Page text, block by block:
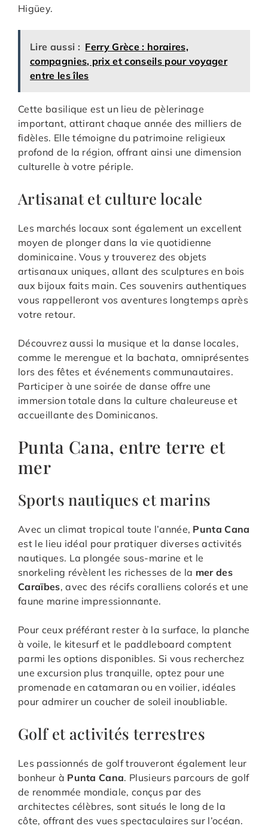
Higüey.
Lire aussi : Ferry Grèce : horaires,
compagnies, prix et conseils pour voyager
entre les îles
Cette basilique est un lieu de pèlerinage
important, attirant chaque année des milliers de
fidèles. Elle témoigne du patrimoine religieux
profond de la région, offrant ainsi une dimension
culturelle à votre périple.
Artisanat et culture locale
Les marchés locaux sont également un excellent
moyen de plonger dans la vie quotidienne
dominicaine. Vous y trouverez des objets
artisanaux uniques, allant des sculptures en bois
aux bijoux faits main. Ces souvenirs authentiques
vous rappelleront vos aventures longtemps après
votre retour.
Découvrez aussi la musique et la danse locales,
comme le merengue et la bachata, omniprésentes
lors des fêtes et événements communautaires.
Participer à une soirée de danse offre une
immersion totale dans la culture chaleureuse et
accueillante des Dominicanos.
Punta Cana, entre terre et
mer
Sports nautiques et marins
Avec un climat tropical toute l’année, Punta Cana
est le lieu idéal pour pratiquer diverses activités
nautiques. La plongée sous-marine et le
snorkeling révèlent les richesses de la mer des
Caraïbes, avec des récifs coralliens colorés et une
faune marine impressionnante.
Pour ceux préférant rester à la surface, la planche
à voile, le kitesurf et le paddleboard comptent
parmi les options disponibles. Si vous recherchez
une excursion plus tranquille, optez pour une
promenade en catamaran ou en voilier, idéales
pour admirer un coucher de soleil inoubliable.
Golf et activités terrestres
Les passionnés de golf trouveront également leur
bonheur à Punta Cana. Plusieurs parcours de golf
de renommée mondiale, conçus par des
architectes célèbres, sont situés le long de la
côte, offrant des vues spectaculaires sur l’océan.